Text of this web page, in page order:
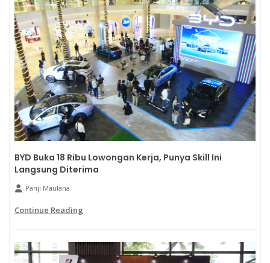
BYD Buka 18 Ribu Lowongan Kerja, Punya Skill Ini
Langsung Diterima
Panji Maulana
Continue Reading